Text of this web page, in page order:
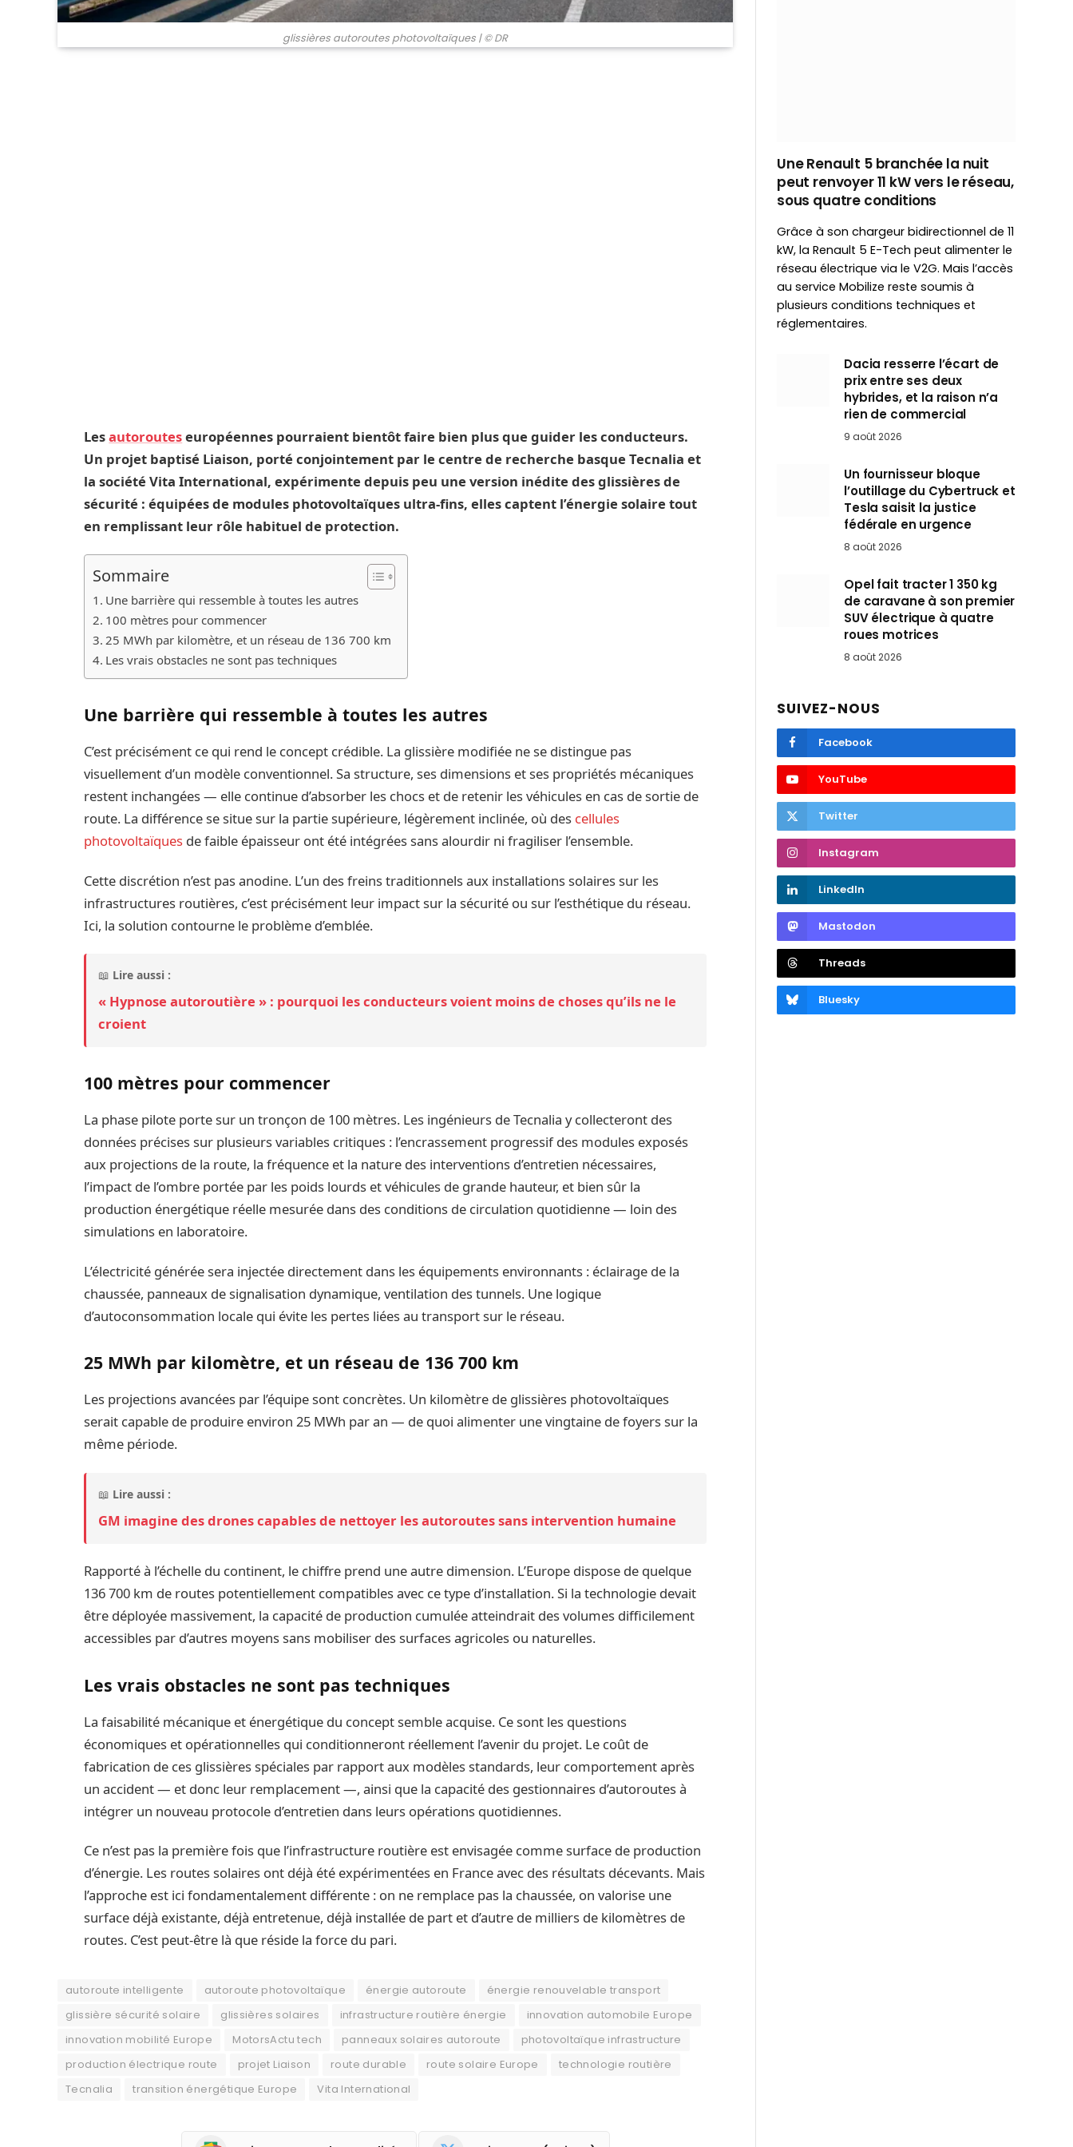
glissières autoroutes photovoltaïques | © DR
Lesautorouteseuropéennes pourraient bientôt faire bien plus que guider les conducteurs.
Un projet baptisé Liaison, porté conjointement par le centre de recherche basque Tecnalia et
la société Vita International, expérimente depuis peu une version inédite des glissières de
sécurité : équipées de modules photovoltaïques ultra-fins, elles captent l’énergie solaire tout
en remplissant leur rôle habituel de protection.
Sommaire
Une barrière qui ressemble à toutes les autres
100 mètres pour commencer
25 MWh par kilomètre, et un réseau de 136 700 km
Les vrais obstacles ne sont pas techniques
Une barrière qui ressemble à toutes les autres
C’est précisément ce qui rend le concept crédible. La glissière modifiée ne se distingue pas
visuellement d’un modèle conventionnel. Sa structure, ses dimensions et ses propriétés mécaniques
restent inchangées — elle continue d’absorber les chocs et de retenir les véhicules en cas de sortie de
route. La différence se situe sur la partie supérieure, légèrement inclinée, où des cellules
photovoltaïques de faible épaisseur ont été intégrées sans alourdir ni fragiliser l’ensemble.
Cette discrétion n’est pas anodine. L’un des freins traditionnels aux installations solaires sur les
infrastructures routières, c’est précisément leur impact sur la sécurité ou sur l’esthétique du réseau.
Ici, la solution contourne le problème d’emblée.
📖 Lire aussi :
« Hypnose autoroutière » : pourquoi les conducteurs voient moins de choses qu’ils ne le
croient
100 mètres pour commencer
La phase pilote porte sur un tronçon de 100 mètres. Les ingénieurs de Tecnalia y collecteront des
données précises sur plusieurs variables critiques : l’encrassement progressif des modules exposés
aux projections de la route, la fréquence et la nature des interventions d’entretien nécessaires,
l’impact de l’ombre portée par les poids lourds et véhicules de grande hauteur, et bien sûr la
production énergétique réelle mesurée dans des conditions de circulation quotidienne — loin des
simulations en laboratoire.
L’électricité générée sera injectée directement dans les équipements environnants : éclairage de la
chaussée, panneaux de signalisation dynamique, ventilation des tunnels. Une logique
d’autoconsommation locale qui évite les pertes liées au transport sur le réseau.
25 MWh par kilomètre, et un réseau de 136 700 km
Les projections avancées par l’équipe sont concrètes. Un kilomètre de glissières photovoltaïques
serait capable de produire environ 25 MWh par an — de quoi alimenter une vingtaine de foyers sur la
même période.
📖 Lire aussi :
GM imagine des drones capables de nettoyer les autoroutes sans intervention humaine
Rapporté à l’échelle du continent, le chiffre prend une autre dimension. L’Europe dispose de quelque
136 700 km de routes potentiellement compatibles avec ce type d’installation. Si la technologie devait
être déployée massivement, la capacité de production cumulée atteindrait des volumes difficilement
accessibles par d’autres moyens sans mobiliser des surfaces agricoles ou naturelles.
Les vrais obstacles ne sont pas techniques
La faisabilité mécanique et énergétique du concept semble acquise. Ce sont les questions
économiques et opérationnelles qui conditionneront réellement l’avenir du projet. Le coût de
fabrication de ces glissières spéciales par rapport aux modèles standards, leur comportement après
un accident — et donc leur remplacement —, ainsi que la capacité des gestionnaires d’autoroutes à
intégrer un nouveau protocole d’entretien dans leurs opérations quotidiennes.
Ce n’est pas la première fois que l’infrastructure routière est envisagée comme surface de production
d’énergie. Les routes solaires ont déjà été expérimentées en France avec des résultats décevants. Mais
l’approche est ici fondamentalement différente : on ne remplace pas la chaussée, on valorise une
surface déjà existante, déjà entretenue, déjà installée de part et d’autre de milliers de kilomètres de
routes. C’est peut-être là que réside la force du pari.
autoroute intelligente autoroute photovoltaïque énergie autoroute
énergie renouvelable transport
glissière sécurité solaire
glissières solaires infrastructure routière énergie
innovation automobile Europe
innovation mobilité Europe
MotorsActu tech panneaux solaires autoroute
photovoltaïque infrastructure
production électrique route
projet Liaison route durable route solaire Europe
technologie routière
Tecnalia
transition énergétique Europe Vita International
Une Renault 5 branchée la nuit
peut renvoyer 11 kW vers le réseau,
sous quatre conditions
Grâce à son chargeur bidirectionnel de 11
kW, la Renault 5 E-Tech peut alimenter le
réseau électrique via le V2G. Mais l’accès
au service Mobilize reste soumis à
plusieurs conditions techniques et
réglementaires.
Dacia resserre l’écart de
prix entre ses deux
hybrides, et la raison n’a
rien de commercial
9 août 2026
Un fournisseur bloque
l’outillage du Cybertruck et
Tesla saisit la justice
fédérale en urgence
8 août 2026
Opel fait tracter 1 350 kg
de caravane à son premier
SUV électrique à quatre
roues motrices
8 août 2026
SUIVEZ-NOUS
Facebook
YouTube
Twitter
Instagram
LinkedIn
Mastodon
Threads
Bluesky